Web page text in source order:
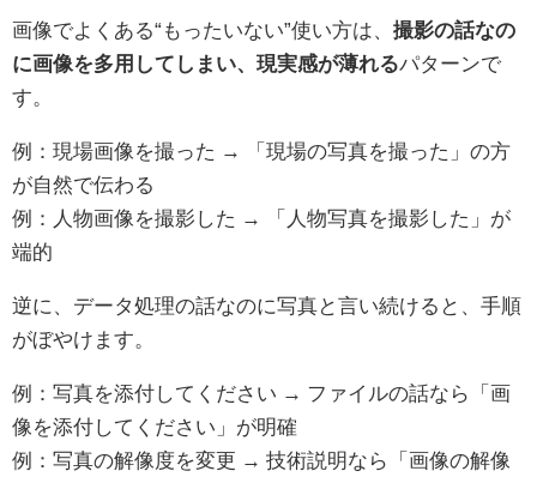
画像でよくある“もったいない”使い方は、 撮影の話なの
に画像を多用してしまい、現実感が薄れるパターンで
す。
例：現場画像を撮った → 「現場の写真を撮った」の方
が自然で伝わる
例：人物画像を撮影した → 「人物写真を撮影した」が
端的
逆に、データ処理の話なのに写真と言い続けると、手順
がぼやけます。
例：写真を添付してください → ファイルの話なら「画
像を添付してください」が明確
例：写真の解像度を変更 → 技術説明なら「画像の解像